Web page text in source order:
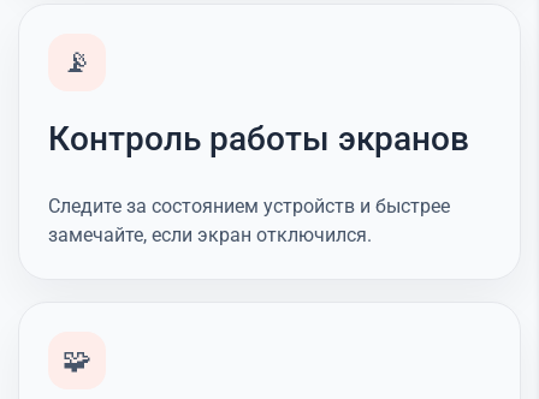
📡
Контроль работы экранов
Следите за состоянием устройств и быстрее
замечайте, если экран отключился.
🧩